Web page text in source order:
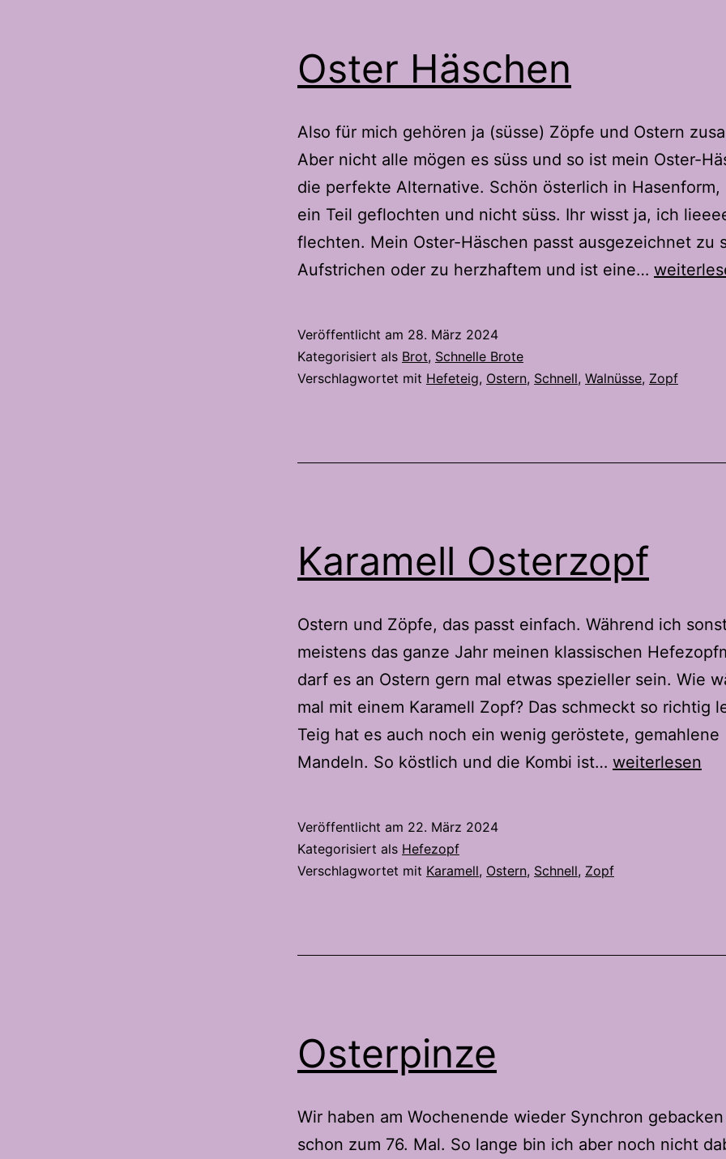
Oster Häschen
Also für mich gehören ja (süsse) Zöpfe und Ostern
Aber nicht alle mögen es süss und so ist mein Oster-
die perfekte Alternative. Schön österlich in Hasenform,
ein Teil geflochten und nicht süss. Ihr wisst ja, ich
flechten. Mein Oster-Häschen passt ausgezeichnet zu
Aufstrichen oder zu herzhaftem und ist eine… Oster
Veröffentlicht am 28. März 2024
Kategorisiert als Brot, Schnelle Brote
Verschlagwortet mit Hefeteig, Ostern, Schnell, Walnüsse, Zopf
Karamell Osterzopf
Ostern und Zöpfe, das passt einfach. Während ich
meistens das ganze Jahr meinen klassischen
darf es an Ostern gern mal etwas spezieller sein. Wie
mal mit einem Karamell Zopf? Das schmeckt so richtig
Teig hat es auch noch ein wenig geröstete, gemahlene
Mandeln. So köstlich und die Kombi ist… Karamell
weiterlesen
Veröffentlicht am 22. März 2024
Kategorisiert als Hefezopf
Verschlagwortet mit Karamell, Ostern, Schnell, Zopf
Osterpinze
Wir haben am Wochenende wieder Synchron
schon zum 76. Mal. So lange bin ich aber noch nicht